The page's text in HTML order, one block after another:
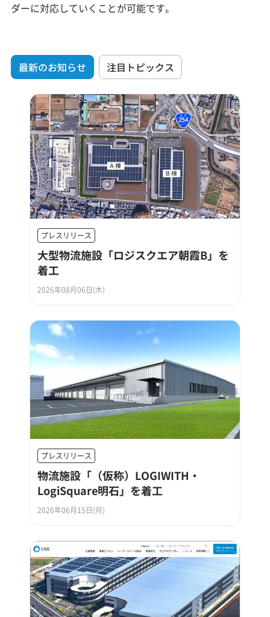
ダーに対応していくことが可能です。
最新のお知らせ 注目トピックス
プレスリリース
大型物流施設「ロジスクエア朝霞B」を
着工
2026年08月06日(木)
プレスリリース
物流施設「（仮称）LOGIWITH・
LogiSquare明石」を着工
2026年06月15日(月)